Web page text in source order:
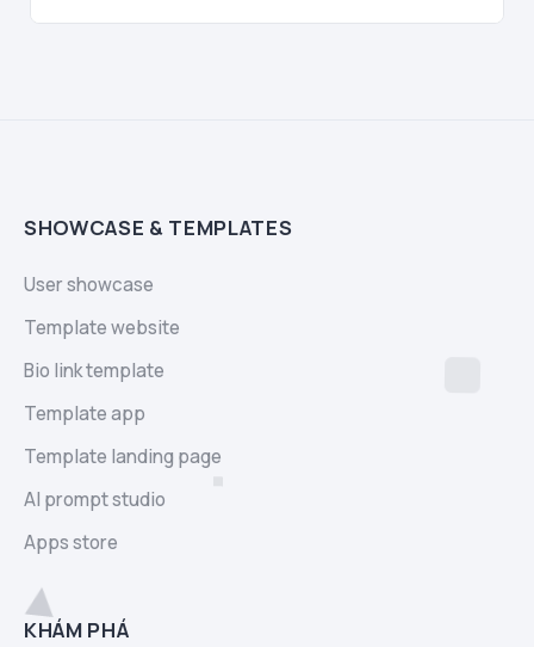
SHOWCASE & TEMPLATES
User showcase
Template website
Bio link template
Template app
Template landing page
AI prompt studio
Apps store
KHÁM PHÁ